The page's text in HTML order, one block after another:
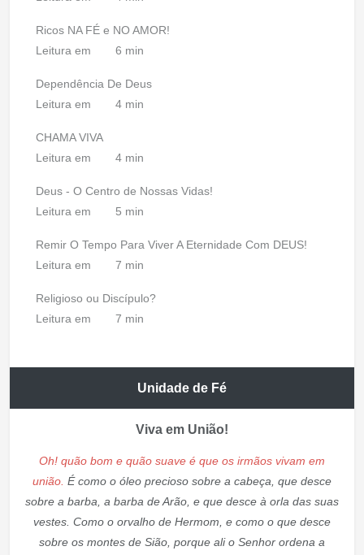
Ricos NA FÉ e NO AMOR!
Leitura em
6 min
Dependência De Deus
Leitura em
4 min
CHAMA VIVA
Leitura em
4 min
Deus - O Centro de Nossas Vidas!
Leitura em
5 min
Remir O Tempo Para Viver A Eternidade Com DEUS!
Leitura em
7 min
Religioso ou Discípulo?
Leitura em
7 min
Unidade de Fé
Viva em União!
Oh! quão bom e quão suave é que os irmãos vivam em
união. É como o óleo precioso sobre a cabeça, que desce
sobre a barba, a barba de Arão, e que desce à orla das suas
vestes. Como o orvalho de Hermom, e como o que desce
sobre os montes de Sião, porque ali o Senhor ordena a